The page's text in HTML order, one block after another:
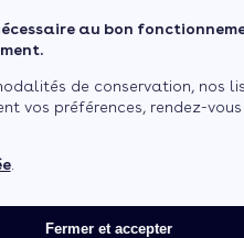
au bon
de conservation, nos
vos préférences, rendez-
.
Fermer et accepter